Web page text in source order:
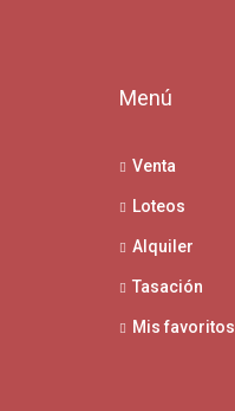
Menú
Venta
Loteos
Alquiler
Tasación
Mis favoritos